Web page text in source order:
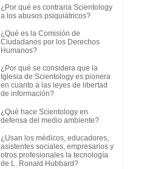
¿Por qué es contraria Scientology
a los abusos psiquiátricos?
¿Qué es la Comisión de
Ciudadanos por los Derechos
Humanos?
¿Por qué se considera que la
Iglesia de Scientology es pionera
en cuanto a las leyes de libertad
de información?
¿Qué hace Scientology en
defensa del medio ambiente?
¿Usan los médicos, educadores,
asistentes sociales, empresarios y
otros profesionales la tecnología
de L. Ronald Hubbard?